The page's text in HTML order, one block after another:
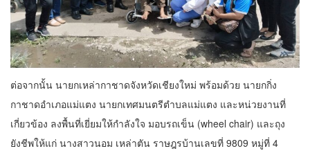
ต่อจากนั้น นายกเหล่ากาชาดจังหวัดเชียงใหม่ พร้อมด้วย นายกกิ่ง
กาชาดอำเภอแม่แตง นายกเทศมนตรีตำบลแม่แตง และหน่วยงานที่
เกี่ยวข้อง ลงพื้นที่เยี่ยมให้กำลังใจ มอบรถเข็น (wheel chair) และถุง
ยังชีพให้แก่ นางสาวนอม เหล่าตัน ราษฎรบ้านเลขที่ 9809 หมู่ที่ 4